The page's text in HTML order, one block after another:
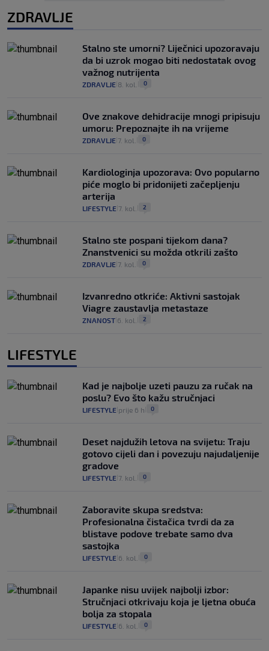
ZDRAVLJE
Stalno ste umorni? Liječnici upozoravaju
da bi uzrok mogao biti nedostatak ovog
važnog nutrijenta
ZDRAVLJE 8. kol. 0
Ove znakove dehidracije mnogi pripisuju
umoru: Prepoznajte ih na vrijeme
ZDRAVLJE 7. kol. 0
Kardiologinja upozorava: Ovo popularno
piće moglo bi pridonijeti začepljenju
arterija
LIFESTYLE 7. kol. 2
Stalno ste pospani tijekom dana?
Znanstvenici su možda otkrili zašto
ZDRAVLJE 7. kol. 0
Izvanredno otkriće: Aktivni sastojak
Viagre zaustavlja metastaze
ZNANOST 6. kol. 2
LIFESTYLE
Kad je najbolje uzeti pauzu za ručak na
poslu? Evo što kažu stručnjaci
LIFESTYLE prije 6 h 0
Deset najdužih letova na svijetu: Traju
gotovo cijeli dan i povezuju najudaljenije
gradove
LIFESTYLE 7. kol. 0
Zaboravite skupa sredstva:
Profesionalna čistačica tvrdi da za
blistave podove trebate samo dva
sastojka
LIFESTYLE 6. kol. 0
Japanke nisu uvijek najbolji izbor:
Stručnjaci otkrivaju koja je ljetna obuća
bolja za stopala
LIFESTYLE 6. kol. 0